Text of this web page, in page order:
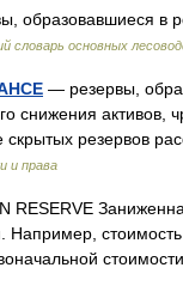
образовавшиеся в
словарь основных
— резервы,
снижения активов,
резервов
и права
RESERVE
Например,